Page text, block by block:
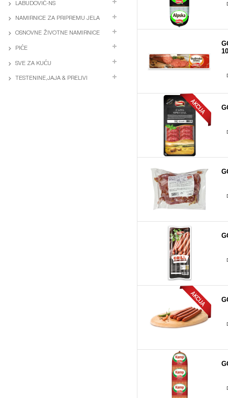
LABUDOVIĆ-NS
NAMIRNICE ZA PRIPREMU JELA
OSNOVNE ŽIVOTNE NAMIRNICE
PIĆE
SVE ZA KUĆU
TESTENINE,JAJA & PRELIVI